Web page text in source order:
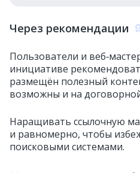
Через рекомендации
Пользователи и
инициативе
размещён полезный
возможны и на
Наращивать ссылочную
и равномерно, чтобы
поисковыми системами.